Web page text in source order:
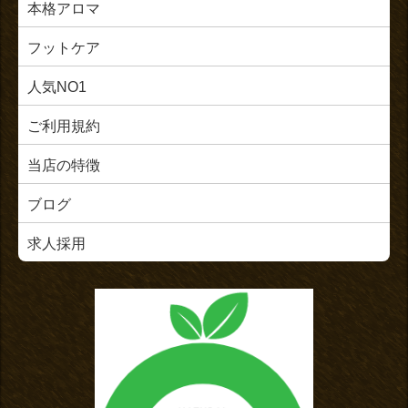
本格アロマ
フットケア
人気NO1
ご利用規約
当店の特徴
ブログ
求人採用